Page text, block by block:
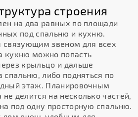
строения
на два равных по площади
под спальню и кухню.
связующим звеном для всех
кухню можно попасть
крыльцо и дальше
спальню, либо подняться по
этаж. Планировочным
делится на несколько частей,
под одну просторную спальню.